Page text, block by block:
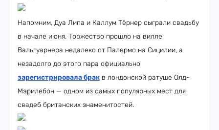
Напомним, Дуа Липа и Каллум Тёрнер сыграли свадьбу
в начале июня. Торжество прошло на вилле
Вальгуарнера недалеко от Палермо на Сицилии, а
незадолго до этого пара официально
зарегистрировала брак в лондонской ратуше Олд-
Мэрилебон — одном из самых популярных мест для
свадеб британских знаменитостей.